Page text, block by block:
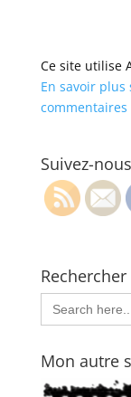
Ce site utilise
En savoir
Suivez-
Rechercher
Search
for:
Mon autre